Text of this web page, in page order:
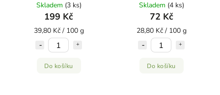
Skladem (3 ks)
199 Kč
39,80 Kč / 100 g
Do košíku
Skladem (4 ks)
72 Kč
28,80 Kč / 100 g
Do košíku